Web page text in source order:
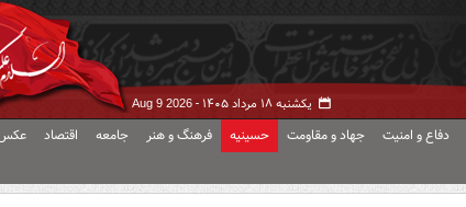
یکشنبه ۱۸ مرداد ۱۴۰۵ - Aug 9 2026
دفاع و امنیت جهاد و مقاومت حسینیه فرهنگ و هنر جامعه اقتصاد عکس